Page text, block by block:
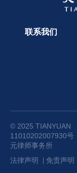
联系我们
© 2025 TIANYUAN
11010202007930号
元律师事务所
法律声明
免责声明